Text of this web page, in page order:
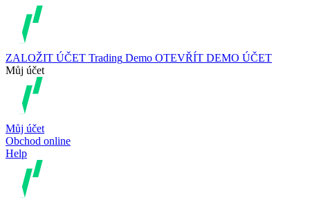
ZALOŽIT ÚČET Trading Demo OTEVŘÍT DEMO ÚČET
Můj účet
Můj účet
Obchod online
Help